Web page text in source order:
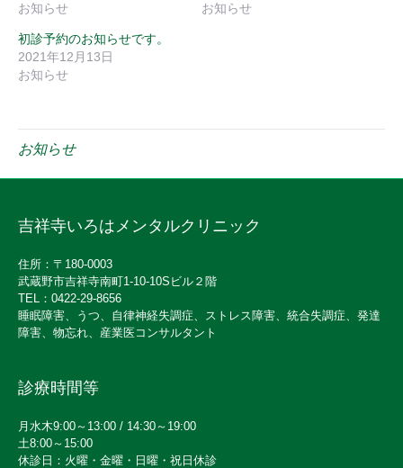
お知らせ
お知らせ
初診予約のお知らせです。
2021年12月13日
お知らせ
お知らせ
吉祥寺いろはメンタルクリニック
住所：〒180-0003
武蔵野市吉祥寺南町1-10-10Sビル２階
TEL：0422-29-8656
睡眠障害、うつ、自律神経失調症、ストレス障害、統合失調症、発達
障害、物忘れ、産業医コンサルタント
診療時間等
月水木9:00～13:00 / 14:30～19:00
土8:00～15:00
休診日：火曜・金曜・日曜・祝日休診